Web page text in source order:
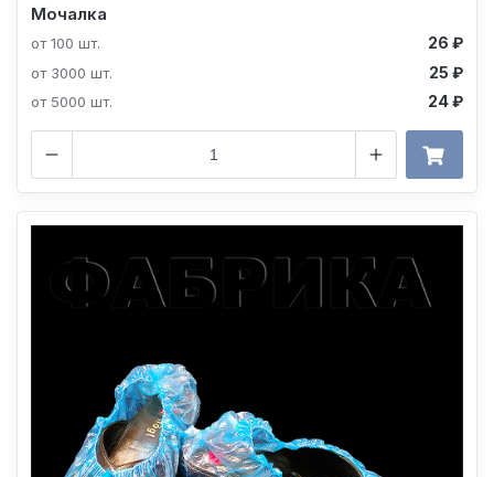
Мочалка
от 100 шт. 26 ₽
от 3000 шт. 25 ₽
от 5000 шт. 24 ₽